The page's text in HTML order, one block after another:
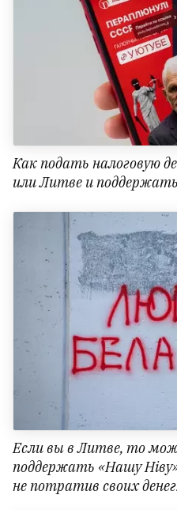
Как подать налоговую
или Литве и
Если вы в Литве, то
поддержать «Нашу
не потратив своих